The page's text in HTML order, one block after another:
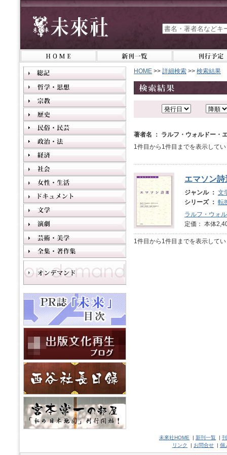
HOME >> 詳細検索 >> 検索結果
著者名 ： ラルフ・ウォルドー・
1件目から1件目までを表示して
エマソン詩
ジャンル ： 文
シリーズ ： 転
ラルフ・ウォ
定価： 本体
1件目から1件目までを表示して
未來社HOME | 新刊一覧 |
リンク
| お問合せ | 個